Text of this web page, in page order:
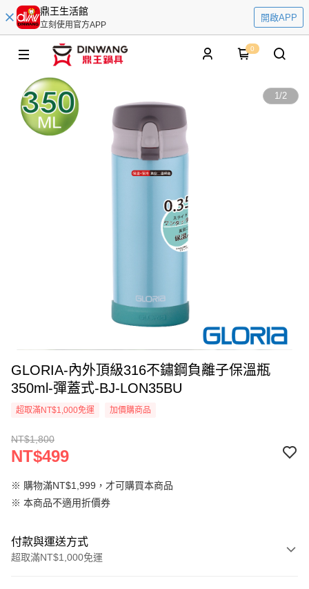
鼎王生活館
立刻使用官方APP
開啟APP
0
1/2
GLORIA-內外頂級316不鏽鋼負離子保溫瓶
350ml-彈蓋式-BJ-LON35BU
超取滿NT$1,000免運 加價購商品
NT$1,800
NT$499
※ 購物滿NT$1,999，才可購買本商品
※ 本商品不適用折價券
付款與運送方式
超取滿NT$1,000免運